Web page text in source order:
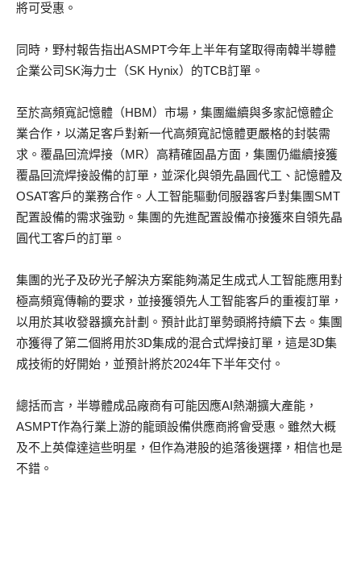
將可受惠。
同時，野村報告指出ASMPT今年上半年有望取得南韓半導體
企業公司SK海力士（SK Hynix）的TCB訂單。
至於高頻寬記憶體（HBM）市場，集團繼續與多家記憶體企
業合作，以滿足客戶對新一代高頻寬記憶體更嚴格的封裝需
求。覆晶回流焊接（MR）高精確固晶方面，集團仍繼續接獲
覆晶回流焊接設備的訂單，並深化與領先晶圓代工、記憶體及
OSAT客戶的業務合作。人工智能驅動伺服器客戶對集團SMT
配置設備的需求強勁。集團的先進配置設備亦接獲來自領先晶
圓代工客戶的訂單。
集團的光子及矽光子解決方案能夠滿足生成式人工智能應用對
極高頻寬傳輸的要求，並接獲領先人工智能客戶的重複訂單，
以用於其收發器擴充計劃。預計此訂單勢頭將持續下去。集團
亦獲得了第二個將用於3D集成的混合式焊接訂單，這是3D集
成技術的好開始，並預計將於2024年下半年交付。
總括而言，半導體成品廠商有可能因應AI熱潮擴大產能，
ASMPT作為行業上游的龍頭設備供應商將會受惠。雖然大概
及不上英偉達這些明星，但作為港股的追落後選擇，相信也是
不錯。